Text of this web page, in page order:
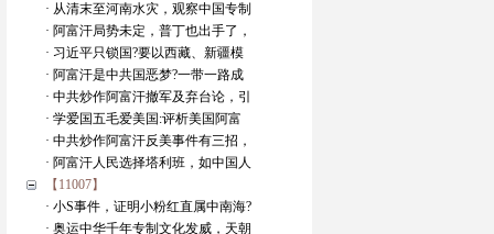
· 从清末至河南水灾，观察中国专制
· 阿富汗局势未定，普丁也出手了，
· 习近平只锁国?要以西藏、新疆模
· 阿富汗是中共国恶梦?一带一路成
· 中共炒作阿富汗撤军及弃台论，引
· 学爱国五毛爱美国:评析美国阿富
· 中共炒作阿富汗反美事件有三招，
· 阿富汗人民选择塔利班，如中国人
【11007】
· 小S事件，证明小粉红直属中南海?
· 奥运中华千年专制文化发威，天朝